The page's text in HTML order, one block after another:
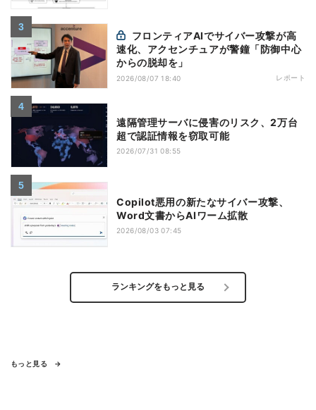
速化、アクセンチュアが警鐘「防御中心
からの脱却を」
2026/08/07 18:40 レポート
遠隔管理サーバに侵害のリスク、2万台
超で認証情報を窃取可能
2026/07/31 08:55
Copilot悪用の新たなサイバー攻撃、
Word文書からAIワーム拡散
2026/08/03 07:45
ランキングをもっと見る
もっと見る